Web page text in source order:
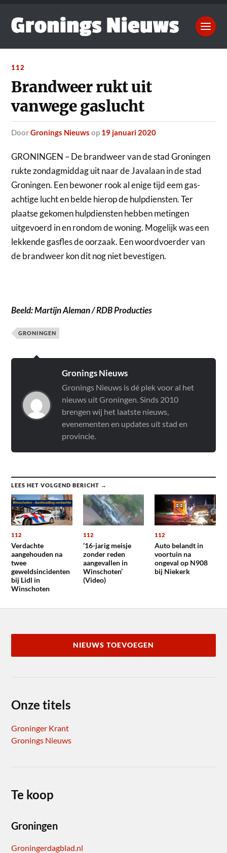
112
Brandweer rukt uit
vanwege gaslucht
doorGronings Nieuws op 19 januari 2020
GRONINGEN – De brandweer van de stad Groningen
rukte zondagmiddag uit naar de Javalaan in de stad
Groningen. Een bewoner rook al enige tijd eem gas-
achtige lucht en belde hierop de hulpdiensten. Ter
plaatse gekomen hulpdiensten hebben metingen
uitgevoerd in en rondom de woning. Mogelijk was een
lekkende gasfles de oorzaak. Een woordvoerder van
de brandweer kon dit nog niet bevestigen.
Beeld: Martijn Aleman / RDB Producties
GRONINGEN
Gronings Nieuws
Gronings Nieuws is dé plek voor al het
nieuws uit Groningen. Sinds 2010
brengen wij het laatste nieuws,
evenementen en updates uit stad en
provincie.
LEES HET VOLGEND BERICHT →
112
Verdachte
aangehouden na
twee
geweldsincidenten
bij Lidl in
Winschoten
112
’16-jarig meisje
zonder reden
aangevallen in
Winschoten’
(Video)
112
Auto belandt in
voortuin na
ongeval op N908
bij Niekerk
NIEUWS TOEVOEGEN
Onze titels
Groninger Krant
Gronings Nieuws
Te koop
Groningen
Groningerdagblad.nl